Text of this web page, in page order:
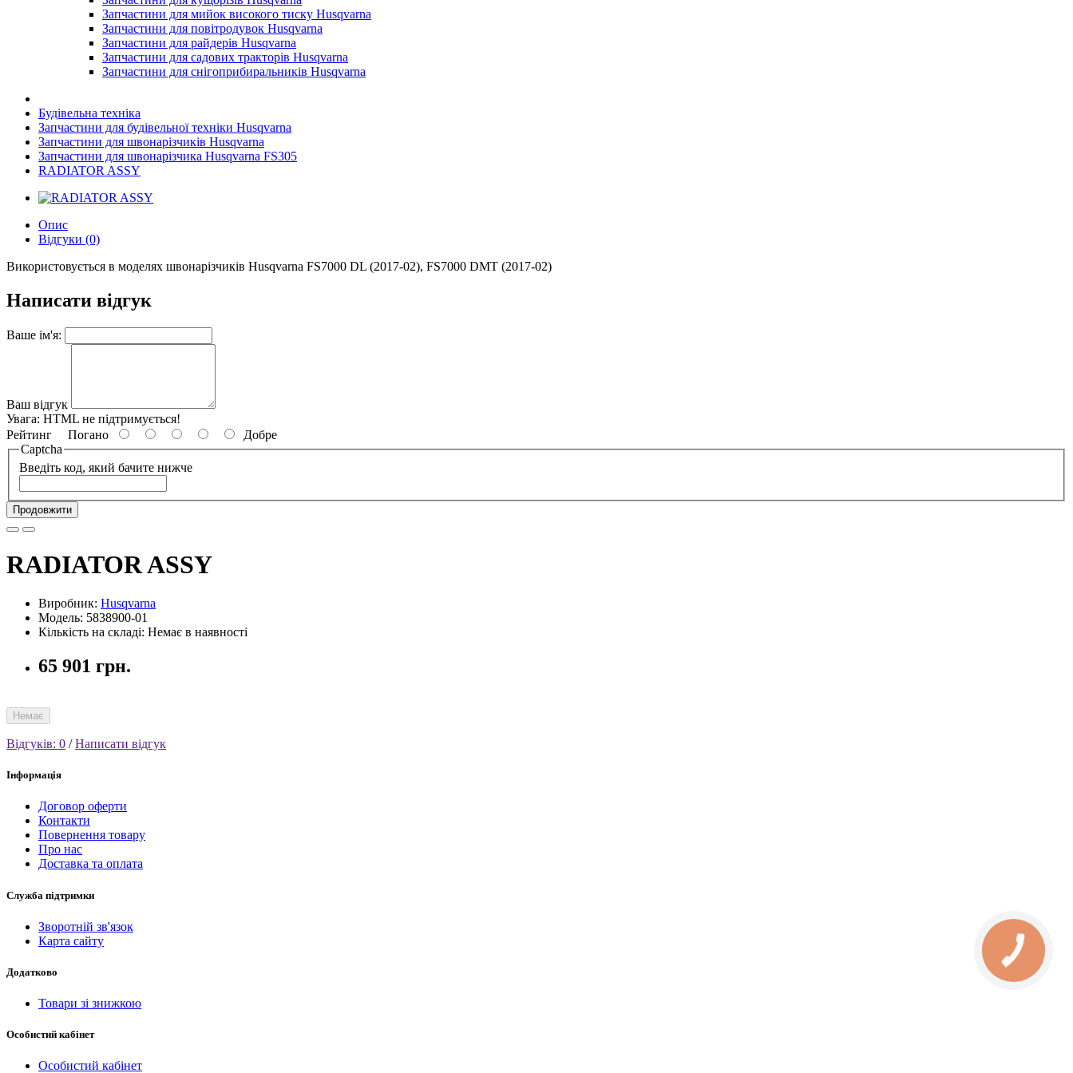
Запчастини для мийок високого тиску Husqvarna
Запчастини для повітродувок Husqvarna
Запчастини для райдерів Husqvarna
Запчастини для садових тракторів Husqvarna
Запчастини для снігоприбиральників Husqvarna
Будівельна техніка
Запчастини для будівельної техніки Husqvarna
Запчастини для швонарізчиків Husqvarna
Запчастини для швонарізчика Husqvarna FS305
RADIATOR ASSY
Опис
Відгуки (0)
Використовується в моделях швонарізчиків Husqvarna FS7000 DL (2017-02), FS7000 DMT (2017-02)
Написати відгук
Ваше ім'я:
Ваш відгук
Увага: HTML не підтримується!
Рейтинг Погано
Добре
Captcha
Введіть код, який бачите нижче
Продовжити
RADIATOR ASSY
Виробник: Husqvarna
Модель: 5838900-01
Кількість на складі: Немає в наявності
65 901 грн.
Немає
Відгуків: 0 /Написати відгук
Інформація
Договор оферти
Контакти
Повернення товару
Про нас
Доставка та оплата
Служба підтримки
Зворотній зв'язок
Карта сайту
Додатково
Товари зі знижкою
Особистий кабінет
Особистий кабінет